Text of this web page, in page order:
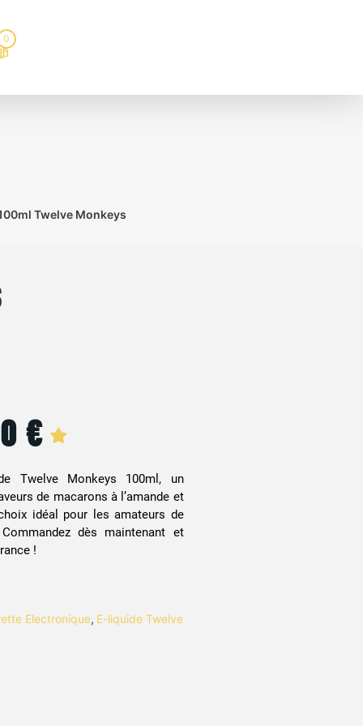
0
Twelve Monkeys
€
Twelve Monkeys 100ml, un
de macarons à l’amande et
idéal pour les amateurs de
dès maintenant et
!
Electronique, E-liquide Twelve